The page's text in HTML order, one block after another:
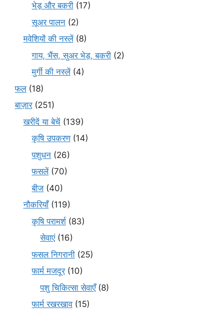
भेड़ और बकरी (17)
सूअर पालन (2)
मवेशियों की नस्लें(8)
गाय, भैंस, सुअर भेड़, बकरी (2)
मुर्गी की नस्लें(4)
फल(18)
बाज़ार(251)
खरीदें या बेचें (139)
कृषि उपकरण(14)
पशुधन (26)
फसलें(70)
बीज (40)
नौकरियाँ(119)
कृषि परामर्श(83)
सेवाएं(16)
फसल निगरानी (25)
फार्म मजदूर(10)
पशु चिकित्सा सेवाएँ(8)
फार्म रखरखाव(15)